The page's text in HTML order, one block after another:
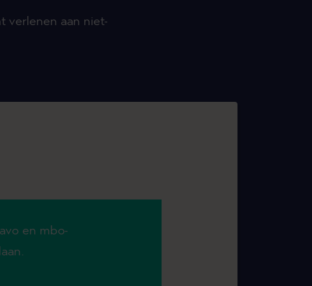
verlenen aan niet-
en mbo-